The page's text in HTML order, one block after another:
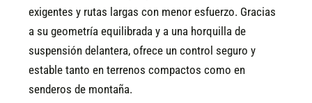
exigentes y rutas largas con menor esfuerzo. Gracias
a su geometría equilibrada y a una horquilla de
suspensión delantera, ofrece un control seguro y
estable tanto en terrenos compactos como en
senderos de montaña.